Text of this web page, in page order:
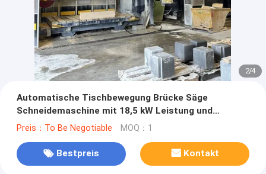
2/4
Automatische Tischbewegung Brücke Säge
Schneidemaschine mit 18,5 kW Leistung und
Bruttogewicht von 8000kg
Preis：To Be Negotiable MOQ：1
Bestpreis Kontakt